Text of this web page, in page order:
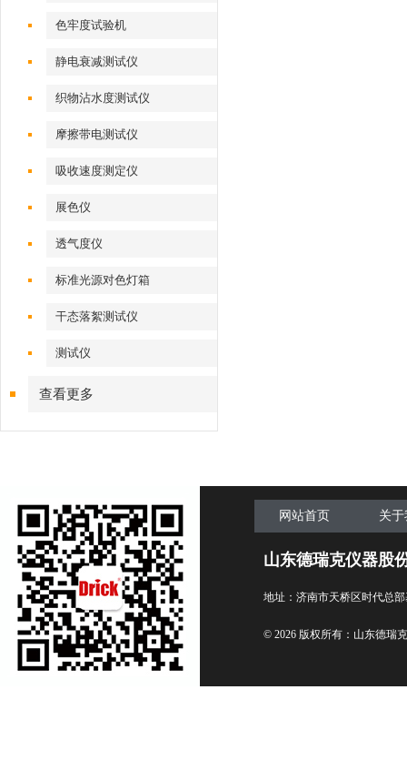
色牢度试验机
静电衰减测试仪
织物沾水度测试仪
摩擦带电测试仪
吸收速度测定仪
展色仪
透气度仪
标准光源对色灯箱
干态落絮测试仪
测试仪
查看更多
网站首页 关
山东德瑞克仪器股
地址：济南市天桥区时代总
© 2026 版权所有：山东德瑞